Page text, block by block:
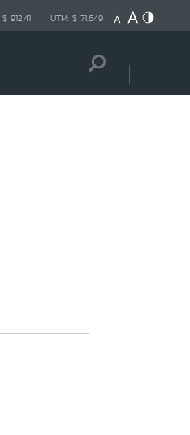
$ 912,41 UTM: $ 71.649